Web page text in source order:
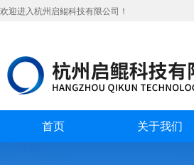
欢迎进入杭州启鲲科技有限公司！
首页 关于我们